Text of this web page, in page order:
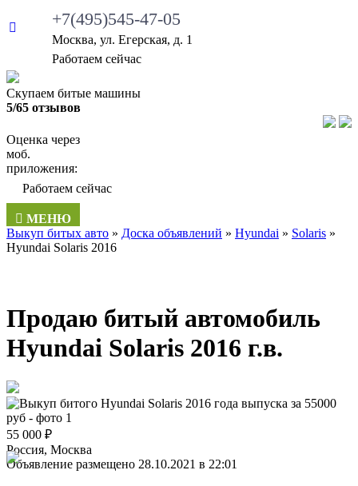
+7(495)545-47-05
Москва, ул. Егерская, д. 1
Работаем сейчас
Скупаем битые машины
5/65 отзывов
Оценка через
моб.
приложения:
Работаем сейчас
МЕНЮ
Выкуп битых авто » Доска объявлений » Hyundai » Solaris »
Hyundai Solaris 2016
Продаю битый автомобиль
Hyundai Solaris 2016 г.в.
55 000 ₽
Россия, Москва
Объявление размещено 28.10.2021 в 22:01